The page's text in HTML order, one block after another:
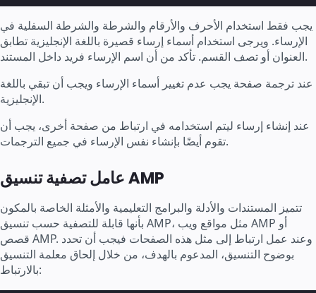
يجب فقط استخدام الأحرف والأرقام والشرطة والشرطة السفلية في
الإرساء. ويرجى استخدام أسماء إرساء قصيرة باللغة الإنجليزية تطابق
العنوان أو تصف القسم. تأكد من أن اسم الإرساء فريد داخل المستند.
عند ترجمة صفحة يجب عدم تغيير أسماء الإرساء ويجب أن تبقي باللغة
الإنجليزية.
عند إنشاء إرساء ليتم استخدامه في ارتباط من صفحة أخرى، يجب أن
تقوم أيضًا بإنشاء نفس الإرساء في جميع الترجمات.
عامل تصفية تنسيق AMP
تتميز المستندات والأدلة والبرامج التعليمية والأمثلة الخاصة بالمكون
بأنها قابلة للتصفية حسب تنسيق AMP، مثل مواقع ويب AMP أو
قصص AMP. وعند عمل ارتباط إلى مثل هذه الصفحات فيجب أن تحدد
بوضوح التنسيق، المدعوم بالهدف، من خلال إلحاق معلمة التنسيق
بالارتباط: